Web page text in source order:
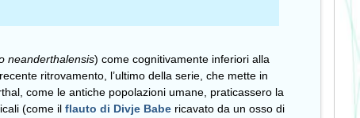
neanderthalensis) come cognitivamente inferiori alla
ritrovamento, l’ultimo della serie, che mette in
come le antiche popolazioni umane, praticassero la
(come il flauto di Divje Babe ricavato da un osso di